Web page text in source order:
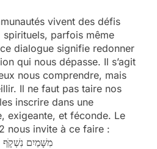
vivent des défis
parfois même
dialogue signifie redonner
qui nous dépasse. Il s’agit
nous comprendre, mais
Il ne faut pas taire nos
inscrire dans une
exigeante, et féconde. Le
nous invite à ce faire :
מִשָּׁמַיִם